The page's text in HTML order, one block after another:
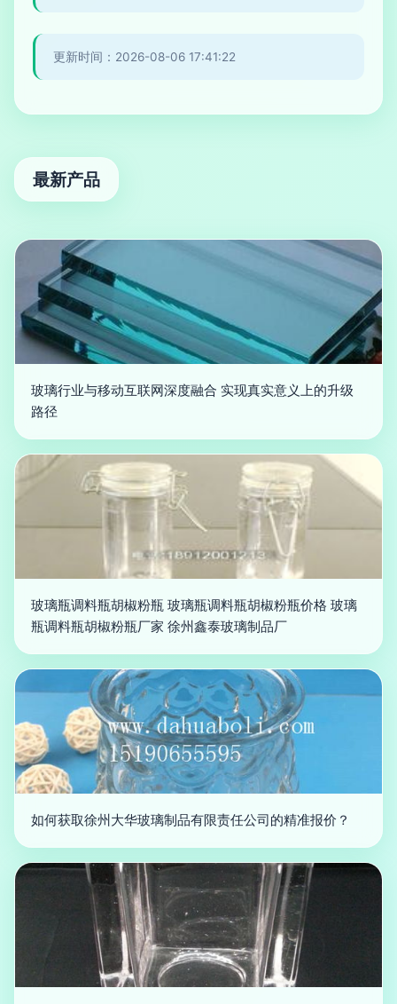
更新时间：2026-08-06 17:41:22
最新产品
玻璃行业与移动互联网深度融合 实现真实意义上的升级
路径
玻璃瓶调料瓶胡椒粉瓶 玻璃瓶调料瓶胡椒粉瓶价格 玻璃
瓶调料瓶胡椒粉瓶厂家 徐州鑫泰玻璃制品厂
如何获取徐州大华玻璃制品有限责任公司的精准报价？